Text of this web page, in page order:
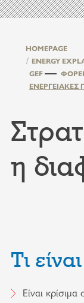
HOMEPAGE
ENERGY
GEF
ΕΝΕΡΓΕΙΑΚΈΣ
η
Τι
Είναι